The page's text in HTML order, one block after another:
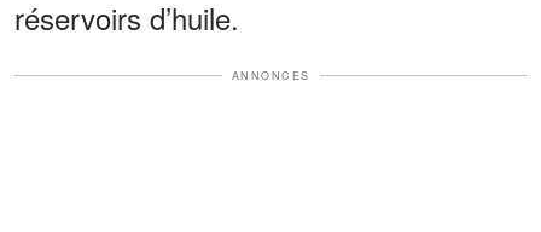
réservoirs d’huile.
ANNONCES